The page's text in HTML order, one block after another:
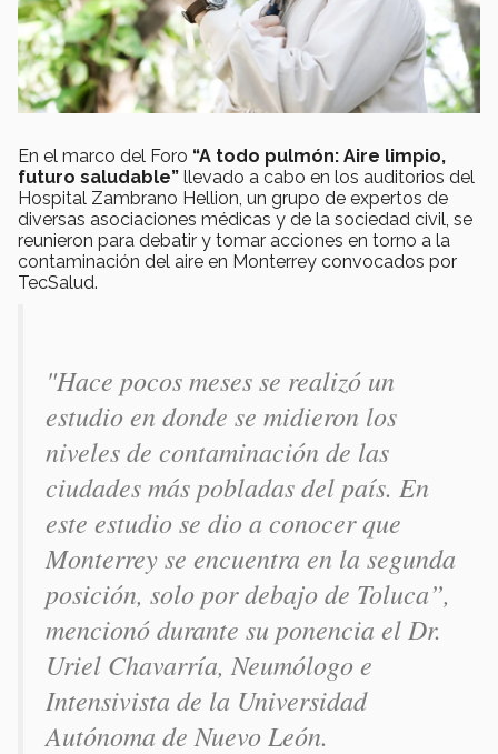
En el marco del Foro “A todo pulmón: Aire limpio,
futuro saludable” llevado a cabo en los auditorios del
Hospital Zambrano Hellion, un grupo de expertos de
diversas asociaciones médicas y de la sociedad civil, se
reunieron para debatir y tomar acciones en torno a la
contaminación del aire en Monterrey convocados por
TecSalud.
"Hace pocos meses se realizó un
estudio en donde se midieron los
niveles de contaminación de las
ciudades más pobladas del país. En
este estudio se dio a conocer que
Monterrey se encuentra en la segunda
posición, solo por debajo de Toluca”,
mencionó durante su ponencia el Dr.
Uriel Chavarría, Neumólogo e
Intensivista de la Universidad
Autónoma de Nuevo León.